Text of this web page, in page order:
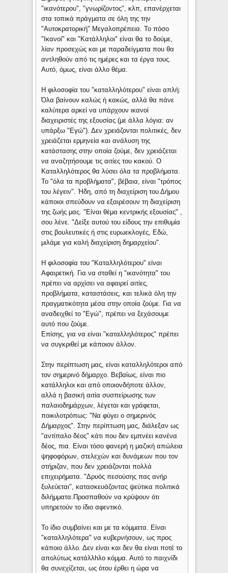
"ικανότερου", "γνωρίζοντος", κλπ, επανέρχεται
στα τοπικά πράγματα σε όλη της την
"Αυτοκρατορική" Μεγαλοπρέπεια. Το πόσο
"Ικανοί" και "Κατάλληλοι" είναι θα το δούμε,
λίαν προσεχώς και με παραδείγματα που θα
αντληθούν από τις ημέρες και τα έργα τους.
Αυτό, όμως, είναι άλλο θέμα.
Η φιλοσοφία του "καταλληλότερου" είναι απλή:
Όλα βαίνουν καλώς ή κακώς, αλλά θα πάνε
καλύτερα αρκεί να υπάρχουν ικανοί
διαχειριστές της εξουσίας (με άλλα λόγια: αν
υπάρξω "Εγώ"). Δεν χρειάζονται πολιτικές, δεν
χρειάζεται ερμηνεία και ανάλυση της
κατάστασης στην οποία ζούμε, δεν χρειάζεται
να αναζητήσουμε τις αιτίες του κακού. Ο
Καταλληλότερος θα λύσει όλα τα προβλήματα.
Το "όλα τα προβλήματα", βέβαια, είναι "τρόπος
του λέγειν". Ήδη, από τη διαχείριση του Δήμου
κάποιοι σπεύδουν να εξαιρέσουν τη διαχείριση
της ζωής μας. "Είναι θέμα κεντρικής εξουσίας" ,
σου λένε. "Δείξε αυτού του είδους την επιθυμία
στις βουλευτικές ή στις ευρωεκλογές, Εδώ,
μιλάμε για καλή διαχείριση δημαρχείου".
Η φιλοσοφία του "Καταλληλότερου" είναι
Αφαιρετική. Για να σταθεί η "ικανότητα" του
πρέπει να αρχίσει να αφαιρεί αιτίες,
προβλήματα, καταστάσεις, και τελικά όλη την
πραγματικότητα μέσα στην οποία ζούμε. Για να
αναδειχθεί το "Εγώ", πρέπει να ξεχάσουμε
αυτό που ζούμε.
Επίσης, για να είναι "καταλληλότερος" πρέπει
να συγκριθεί με κάποιον άλλον.
Στην περίπτωση μας, είναι καταλληλότεροι από
τον σημερινό δήμαρχο. Βεβαίως, είναι πιο
κατάλληλοι και από οποιονδήποτε άλλον,
αλλά η βασική αιτία συσπείρωσης των
παλαιοδημάρχων, λέγεται και γράφεται,
ποικιλοτρόπως: "Να φύγει ο σημερινός
Δήμαρχος". Στην περίπτωση μας, διάλεξαν ως
"αντίπαλο δέος" κάτι που δεν εμπνέει κανένα
δέος, πια. Είναι τόσο φανερή η μαζική απώλεια
ψηφοφόρων, στελεχών και δυνάμεων που τον
στήριζαν, που δεν χρειάζονται πολλά
επιχειρήματα. "Δρυός πεσούσης πας ανήρ
ξυλεύεται", κατασκευάζοντας ψεύτικα πολιτικά
διλήμματα.Προσπαθούν να κρύψουν ότι
υπηρετούν το ίδιο αφεντικό.
Το ίδιο συμβαίνει και με τα κόμματα. Είναι
"καταλληλότερα" να κυβερνήσουν, ως προς
κάποιο άλλο. Δεν είναι και δεν θα είναι ποτέ το
απολύτως κατάλλhλο κόμμα. Αυτό το παιχνίδι
θα συνεχίζεται, ως ότου έρθει η ώρα να